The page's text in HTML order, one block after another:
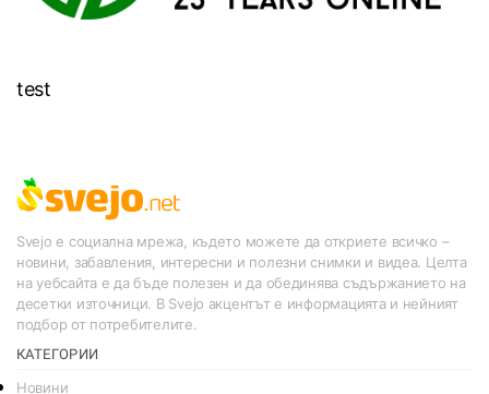
test
Svejo е социална мрежа, където можете да откриете всичко –
новини, забавления, интересни и полезни снимки и видеа. Целта
на уебсайта е да бъде полезен и да обединява съдържанието на
десетки източници. В Svejo акцентът е информацията и нейният
подбор от потребителите.
КАТЕГОРИИ
Новини